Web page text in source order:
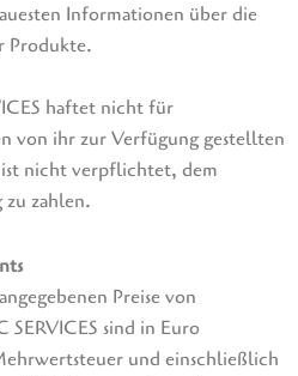
Informationen über die
Produkte.
haftet nicht für
von ihr zur Verfügung gestellten
nicht verpflichtet, dem
zu zahlen.
Preise von
sind in Euro
und einschließlich